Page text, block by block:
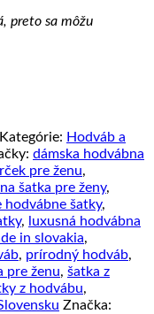
preto sa môžu
Kategórie: Hodváb a
dámska hodvábna
pre ženu,
šatka pre ženy,
hodvábne šatky,
,
luxusná hodvábna
in slovakia,
, prírodný hodváb,
pre ženu, šatka z
z hodvábu,
Značka: